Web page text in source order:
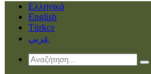
Ελληνικά
English
Türkçe
عربي